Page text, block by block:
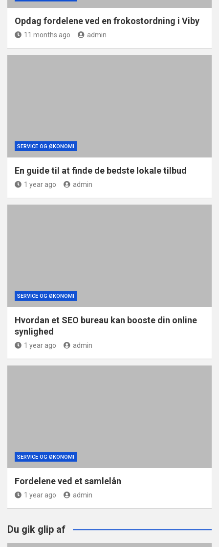
Opdag fordelene ved en frokostordning i Viby
11 months ago admin
SERVICE OG ØKONOMI
En guide til at finde de bedste lokale tilbud
1 year ago admin
SERVICE OG ØKONOMI
Hvordan et SEO bureau kan booste din online
synlighed
1 year ago admin
SERVICE OG ØKONOMI
Fordelene ved et samlelån
1 year ago admin
Du gik glip af